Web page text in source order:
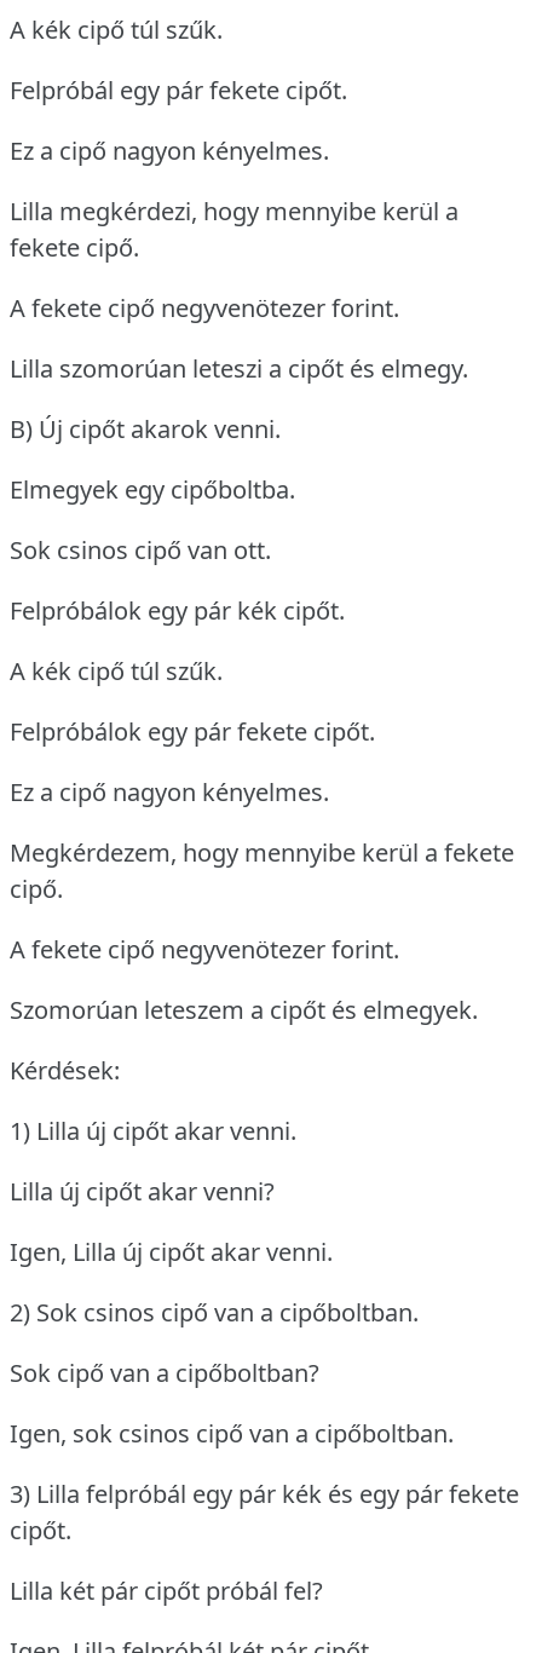
A kék cipő túl szűk.
Felpróbál egy pár fekete cipőt.
Ez a cipő nagyon kényelmes.
Lilla megkérdezi, hogy mennyibe kerül a
fekete cipő.
A fekete cipő negyvenötezer forint.
Lilla szomorúan leteszi a cipőt és elmegy.
B) Új cipőt akarok venni.
Elmegyek egy cipőboltba.
Sok csinos cipő van ott.
Felpróbálok egy pár kék cipőt.
A kék cipő túl szűk.
Felpróbálok egy pár fekete cipőt.
Ez a cipő nagyon kényelmes.
Megkérdezem, hogy mennyibe kerül a fekete
cipő.
A fekete cipő negyvenötezer forint.
Szomorúan leteszem a cipőt és elmegyek.
Kérdések:
1) Lilla új cipőt akar venni.
Lilla új cipőt akar venni?
Igen, Lilla új cipőt akar venni.
2) Sok csinos cipő van a cipőboltban.
Sok cipő van a cipőboltban?
Igen, sok csinos cipő van a cipőboltban.
3) Lilla felpróbál egy pár kék és egy pár fekete
cipőt.
Lilla két pár cipőt próbál fel?